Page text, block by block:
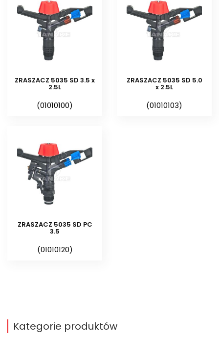
Polsce. Na stronie
www.naandanjain.comznajdą
Państwo aktualne informacje o
ZRASZACZ 5035 SD 3.5 x
2.5L
(01010100)
ZRASZACZ 5035 SD 5.0
x 2.5L
(01010103)
ZRASZACZ 5035 SD PC
3.5
(01010120)
Kategorie produktów